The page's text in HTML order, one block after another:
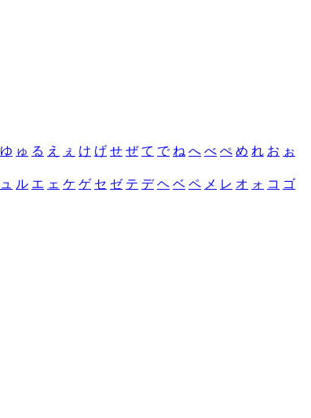
ゆ ゅ る え ぇ け げ せ ぜ て で ね へ べ ぺ め れ お ぉ
ュ ル エ ェ ケ ゲ セ ゼ テ デ ヘ ベ ペ メ レ オ ォ コ ゴ